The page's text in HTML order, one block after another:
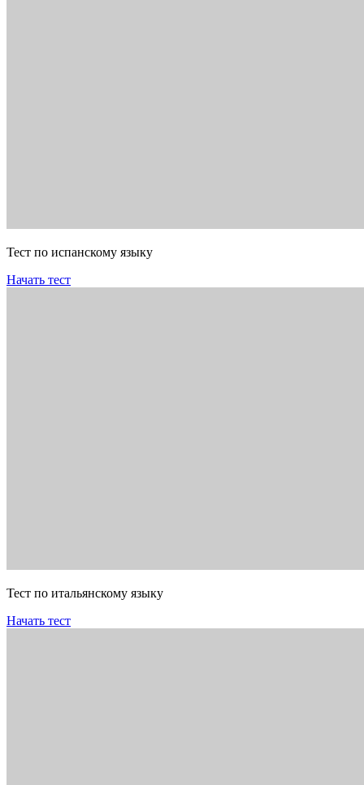
Тест по испанскому языку
Начать тест
Тест по итальянскому языку
Начать тест